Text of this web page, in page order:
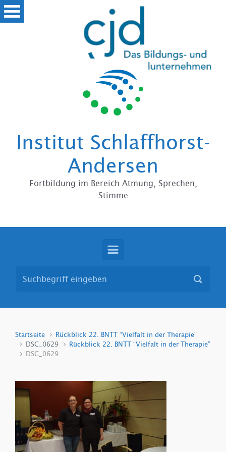
Institut Schlaffhorst-
Andersen
Fortbildung im Bereich Atmung, Sprechen,
Stimme
Startseite
Rückblick 22. BNTT “Vielfalt in der Therapie”
DSC_0629
Rückblick 22. BNTT “Vielfalt in der Therapie”
DSC_0629